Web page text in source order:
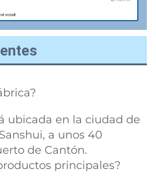
ubicada en la ciudad de
a unos 40
de Cantón.
principales?